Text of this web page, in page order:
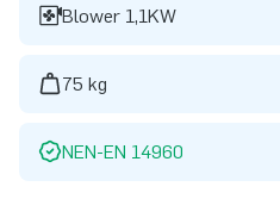
Blower 1,1KW
75 kg
NEN-EN 14960